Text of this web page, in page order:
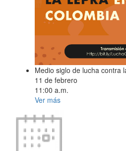
Medio siglo de lucha contra
11 de febrero
11:00 a.m.
Ver más